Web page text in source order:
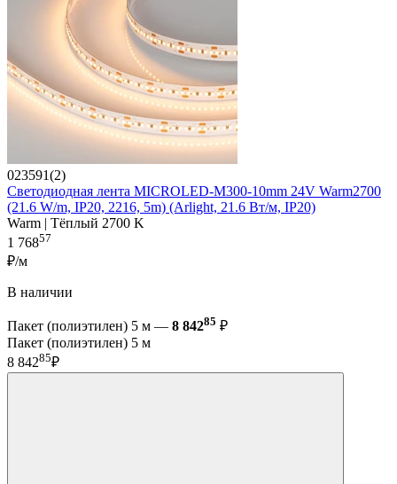
023591(2)
Светодиодная лента MICROLED-M300-10mm 24V Warm2700
(21.6 W/m, IP20, 2216, 5m) (Arlight, 21.6 Вт/м, IP20)
Warm | Тёплый 2700 K
1 76857
₽/м
В наличии
Пакет (полиэтилен) 5 м — 8 84285 ₽
Пакет (полиэтилен) 5 м
8 84285₽